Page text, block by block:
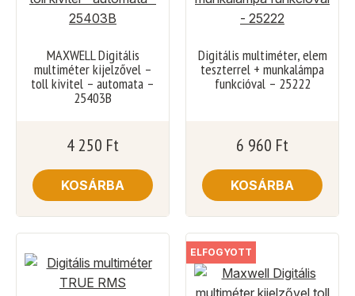
MAXWELL Digitális
multiméter kijelzővel –
toll kivitel – automata –
25403B
4 250 Ft
KOSÁRBA
Digitális multiméter, elem
teszterrel + munkalámpa
funkcióval – 25222
6 960 Ft
KOSÁRBA
ELFOGYOTT